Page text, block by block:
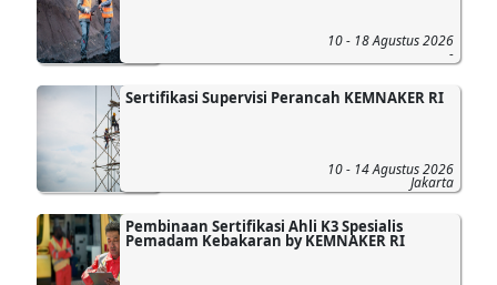
10 - 18 Agustus 2026
-
Sertifikasi Supervisi Perancah KEMNAKER RI
10 - 14 Agustus 2026
Jakarta
Pembinaan Sertifikasi Ahli K3 Spesialis
Pemadam Kebakaran by KEMNAKER RI